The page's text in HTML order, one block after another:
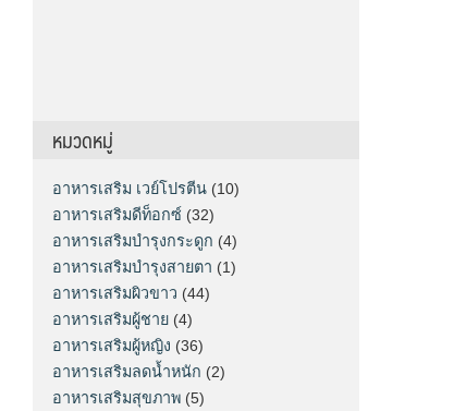
หมวดหมู่
อาหารเสริม เวย์โปรตีน (10)
อาหารเสริมดีท็อกซ์ (32)
อาหารเสริมบำรุงกระดูก (4)
อาหารเสริมบำรุงสายตา (1)
อาหารเสริมผิวขาว (44)
อาหารเสริมผู้ชาย (4)
อาหารเสริมผู้หญิง (36)
อาหารเสริมลดน้ำหนัก (2)
อาหารเสริมสุขภาพ (5)